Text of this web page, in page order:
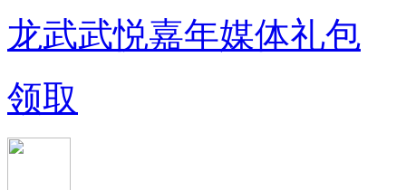
龙武武悦嘉年媒体礼包
领取